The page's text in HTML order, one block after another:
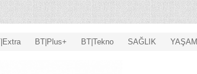
BT|Plus+ BT|Tekno SAĞLIK YAŞAM